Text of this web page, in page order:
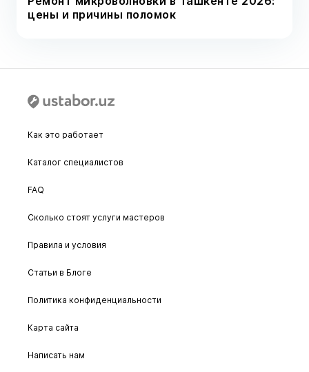
цены и причины поломок
Как это работает
Каталог специалистов
FAQ
Сколько стоят услуги мастеров
Правила и условия
Статьи в Блоге
Политика конфиденциальности
Карта сайта
Написать нам